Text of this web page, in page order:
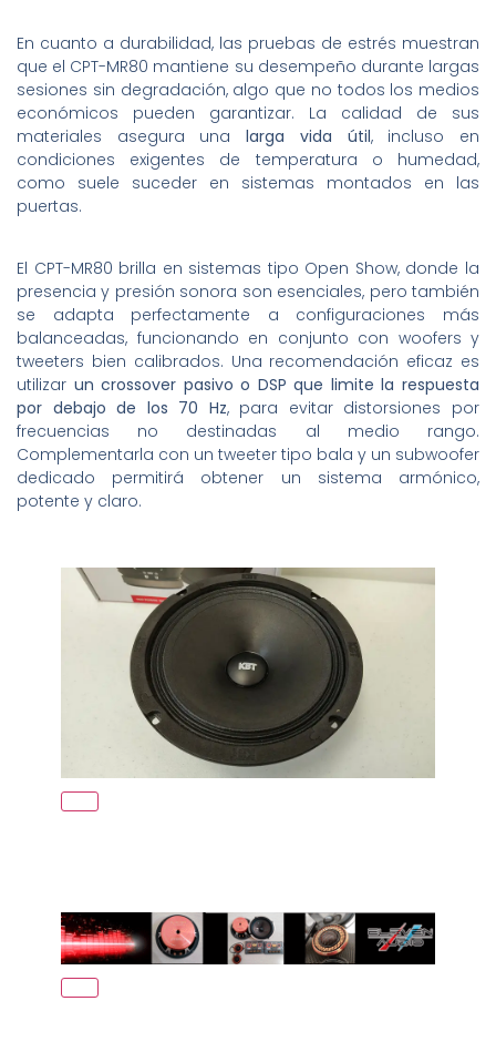
En cuanto a durabilidad, las pruebas de estrés muestran
que el CPT-MR80 mantiene su desempeño durante largas
sesiones sin degradación, algo que no todos los medios
económicos pueden garantizar. La calidad de sus
materiales asegura unalarga vida útil, incluso en
condiciones exigentes de temperatura o humedad,
como suele suceder en sistemas montados en las
puertas.
El CPT-MR80 brilla en sistemas tipo Open Show, donde la
presencia y presión sonora son esenciales, pero también
se adapta perfectamente a configuraciones más
balanceadas, funcionando en conjunto con woofers y
tweeters bien calibrados. Una recomendación eficaz es
utilizar un crossover pasivo o DSP que limite la respuesta
por debajo de los 70 Hz, para evitar distorsiones por
frecuencias no destinadas al medio rango.
Complementarla con un tweeter tipo bala y un subwoofer
dedicado permitirá obtener un sistema armónico,
potente y claro.